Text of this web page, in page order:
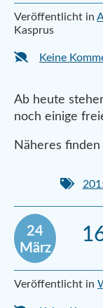
Veröffentlicht in
Kasprus
Keine
Ab heute
noch einige
Näheres
24
März
Veröffentlicht in